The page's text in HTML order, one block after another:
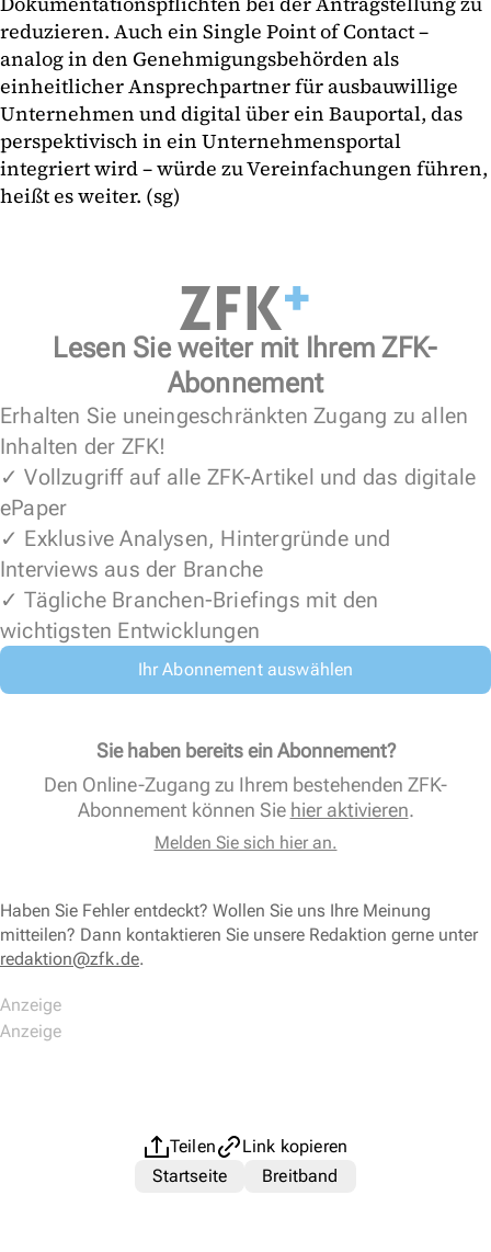
reduzieren. Auch ein Single Point of Contact –
analog in den Genehmigungsbehörden als
einheitlicher Ansprechpartner für ausbauwillige
Unternehmen und digital über ein Bauportal, das
perspektivisch in ein Unternehmensportal
integriert wird – würde zu Vereinfachungen führen,
heißt es weiter. (sg)
Lesen Sie weiter mit Ihrem ZFK-
Abonnement
Erhalten Sie uneingeschränkten Zugang zu allen
Inhalten der ZFK!
✓ Vollzugriff auf alle ZFK-Artikel und das digitale
ePaper
✓ Exklusive Analysen, Hintergründe und
Interviews aus der Branche
✓ Tägliche Branchen-Briefings mit den
wichtigsten Entwicklungen
Ihr Abonnement auswählen
Sie haben bereits ein Abonnement?
Den Online-Zugang zu Ihrem bestehenden ZFK-
Abonnement können Sie hier aktivieren.
Melden Sie sich hier an.
Haben Sie Fehler entdeckt? Wollen Sie uns Ihre Meinung
mitteilen? Dann kontaktieren Sie unsere Redaktion gerne unter
redaktion@zfk.de.
Teilen
Link kopieren
Startseite
Breitband